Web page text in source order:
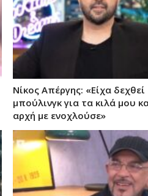
Νίκος Απέργης: «Είχα δεχθεί
μπούλινγκ για τα κιλά μου
αρχή με ενοχλούσε»